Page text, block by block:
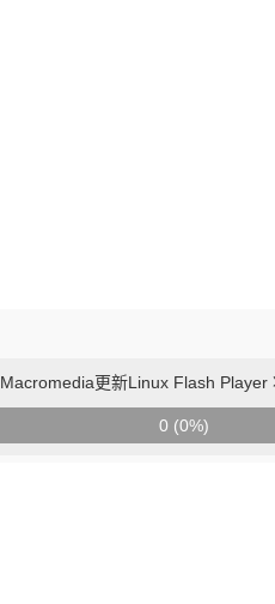
Macromedia更新Linux Flash Player
0 (0%)